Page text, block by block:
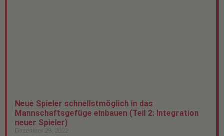
Neue Spieler schnellstmöglich in das
Mannschaftsgefüge einbauen (Teil 2: Integration
neuer Spieler)
Dezember 29, 2022